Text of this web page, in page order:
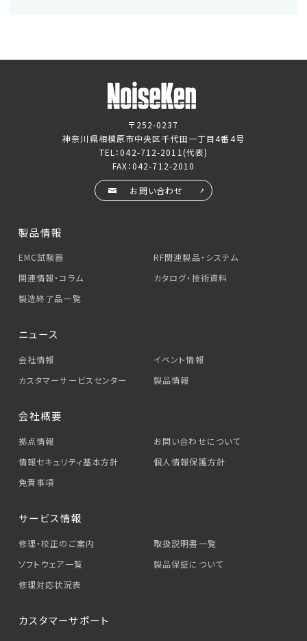
〒252-0237
神奈川県相模原市中央区千代田一丁目4番4号
TEL：042-712-2011 (代表)
FAX：042-712-2010
お問い合わせ
製品情報
EMC試験器
RF関連製品・システム
関連情報・コラム
カタログ・技術資料
製造終了品一覧
ニュース
会社情報
イベント情報
カスタマーサービス センター 製品情報
会社概要
拠点情報
お問い合わせについて
情報セキュリティ基本方針
個人情報保護方針
免責事項
サービス情報
修理・校正のご案内
取扱説明書一覧
ソフトウェア一覧
製品保証について
修理対応状況表
カスタマーサポート